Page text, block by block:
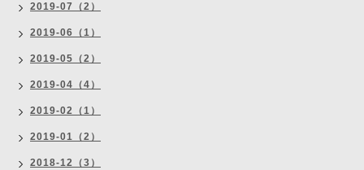
2019-07（2）
2019-06（1）
2019-05（2）
2019-04（4）
2019-02（1）
2019-01（2）
2018-12（3）